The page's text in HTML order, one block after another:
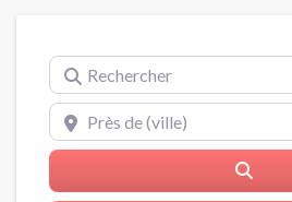
Rechercher
Près de (ville)